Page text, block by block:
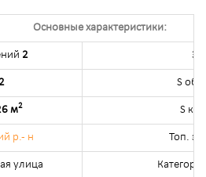
Основные характеристики:
2
2 S
м2 S
р.- н Топ.
улица